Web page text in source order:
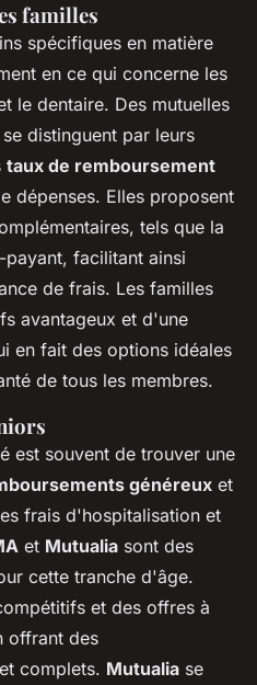
familles
spécifiques en matière
en ce qui concerne les
le dentaire. Des mutuelles
se distinguent par leurs
taux de remboursement
dépenses. Elles proposent
tels que la
facilitant ainsi
de frais. Les familles
avantageux et d'une
en fait des options idéales
de tous les membres.
est souvent de trouver une
généreux et
frais d'hospitalisation et
et Mutualia sont des
cette tranche d'âge.
et des offres à
offrant des
complets. Mutualia se